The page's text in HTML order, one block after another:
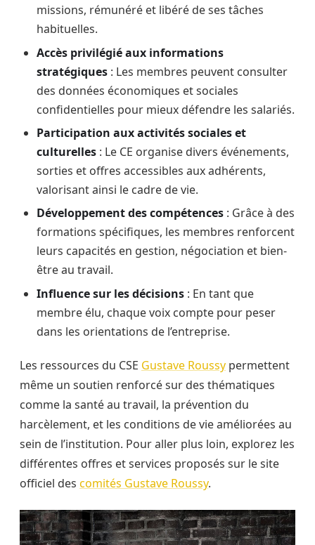
missions, rémunéré et libéré de ses tâches
habituelles.
Accès privilégié aux informations
stratégiques : Les membres peuvent consulter
des données économiques et sociales
confidentielles pour mieux défendre les salariés.
Participation aux activités sociales et
culturelles : Le CE organise divers événements,
sorties et offres accessibles aux adhérents,
valorisant ainsi le cadre de vie.
Développement des compétences : Grâce à des
formations spécifiques, les membres renforcent
leurs capacités en gestion, négociation et bien-
être au travail.
Influence sur les décisions : En tant que
membre élu, chaque voix compte pour peser
dans les orientations de l’entreprise.
Les ressources du CSE Gustave Roussy permettent
même un soutien renforcé sur des thématiques
comme la santé au travail, la prévention du
harcèlement, et les conditions de vie améliorées au
sein de l’institution. Pour aller plus loin, explorez les
différentes offres et services proposés sur le site
officiel des comités Gustave Roussy.